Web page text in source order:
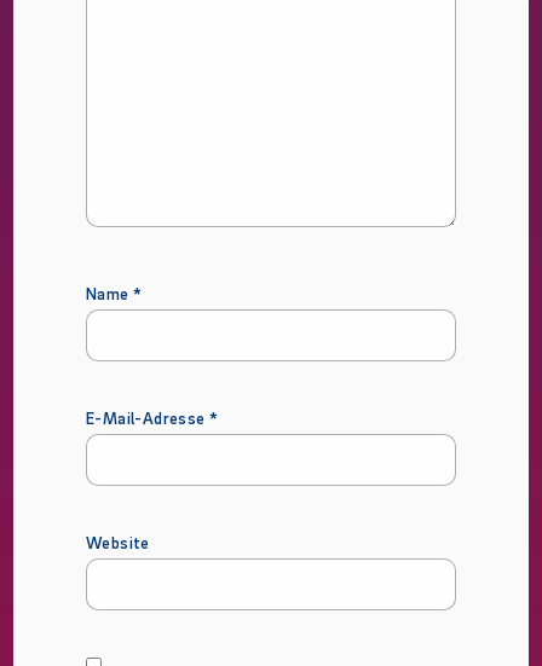
Name *
E-Mail-Adresse*
Website